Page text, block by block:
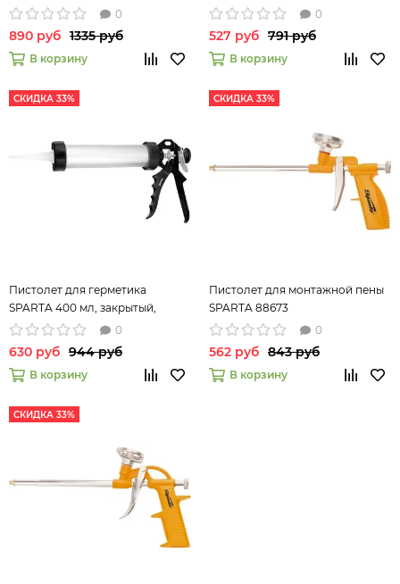
круглый шток 8 мм Matrix 88666
0
890 руб 1335 руб
В корзину
круглый шток 8 мм, Heavy Duty
0
527 руб 791 руб
В корзину
СКИДКА 33%
Пистолет для герметика
SPARTA 400 мл, закрытый,
алюминиевый корпус, круглый
шток 6 мм 886475
0
630 руб 944 руб
В корзину
СКИДКА 33%
Пистолет для монтажной пены
SPARTA 88673
0
562 руб 843 руб
В корзину
СКИДКА 33%